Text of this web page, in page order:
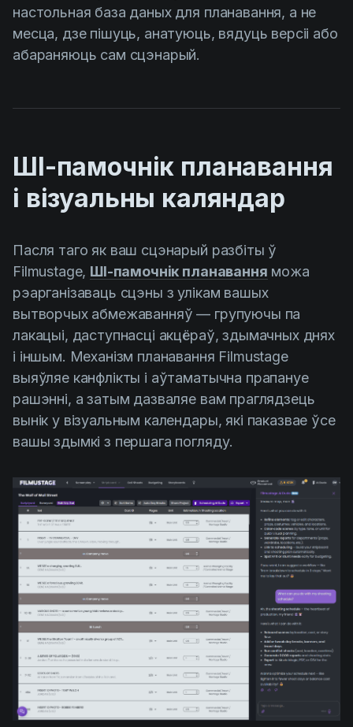
настольная база даных для планавання, а не
месца, дзе пішуць, анатуюць, вядуць версіі або
абараняюць сам сцэнарый.
ШІ-памочнік планавання
і візуальны каляндар
Пасля таго як ваш сцэнарый разбіты ў
Filmustage, ШІ-памочнік планавання можа
рэарганізаваць сцэны з улікам вашых
вытворчых абмежаванняў — групуючы па
лакацыі, даступнасці акцёраў, здымачных днях
і іншым. Механізм планавання Filmustage
выяўляе канфлікты і аўтаматычна прапануе
рашэнні, а затым дазваляе вам праглядзець
вынік у візуальным календары, які паказвае ўсе
вашы здымкі з першага погляду.